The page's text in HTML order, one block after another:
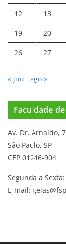
12 13
19 20
26 27
« jun ago »
Faculdade
Av. Dr. Arnaldo,
São Paulo, SP
CEP 01246-904
Segunda a
E-mail: